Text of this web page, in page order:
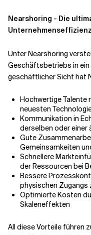
Nearshoring - Die
Unternehmenseffizienz
Unter Nearshoring
Geschäftsbetriebs in ein
geschäftlicher Sicht hat
Hochwertige Talente
neuesten
Kommunikation in
derselben oder einer
Gute
Gemeinsamkeiten
Schnellere
der Ressourcen bei
Bessere
physischen
Optimierte Kosten
Skaleneffekten
All diese Vorteile führen